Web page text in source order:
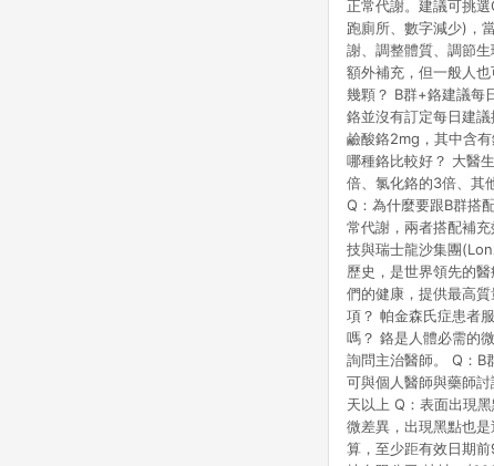
正常代謝。建議可挑
跑廁所、數字減少)，
謝、調整體質、調節
額外補充，但一般人
幾顆？ B群+鉻建議每
鉻並沒有訂定每日建
鹼酸鉻2mg，其中含
哪種鉻比較好？ 大醫
倍、氯化鉻的3倍、其
Q：為什麼要跟B群搭
常代謝，兩者搭配補
技與瑞士龍沙集團
歷史，是世界領先的
們的健康，提供最高
項？ 帕金森氏症患者
嗎？ 鉻是人體必需的
詢問主治醫師。 Q：B
可與個人醫師與藥師
天以上 Q：表面出現
微差異，出現黑點也
算，至少距有效日期